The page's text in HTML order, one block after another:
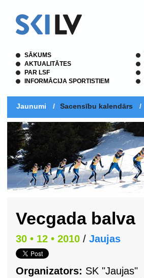
SĀKUMS
AKTUALITĀTES
PAR LSF
INFORMĀCIJA SPORTISTIEM
Jaunumi / Sacensību kalendārs /
Vecgada balva
30 • 12 • 2010 / Jaujas
Organizators: SK "Jaujas"